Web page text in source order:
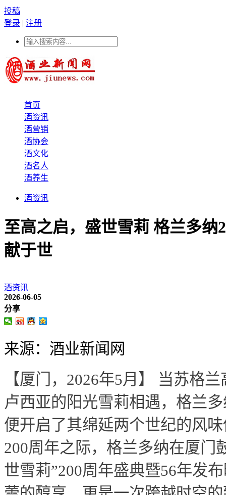
投稿
登录 | 注册
首页
酒资讯
酒营销
酒协会
酒文化
酒名人
酒养生
酒资讯
至高之启，盛世雪莉 格兰多纳
献于世
酒资讯
2026-06-05
分享
来源：酒业新闻网
【厦门，2026年5月】 当苏格
卢西亚的阳光雪莉相遇，格兰多
便开启了其绵延两个世纪的风
200周年之际，格兰多纳在厦门
世雪莉”200周年盛典暨56年发